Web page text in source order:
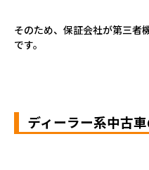
そのため、保証会社が第三者
です。
ディーラー系中古